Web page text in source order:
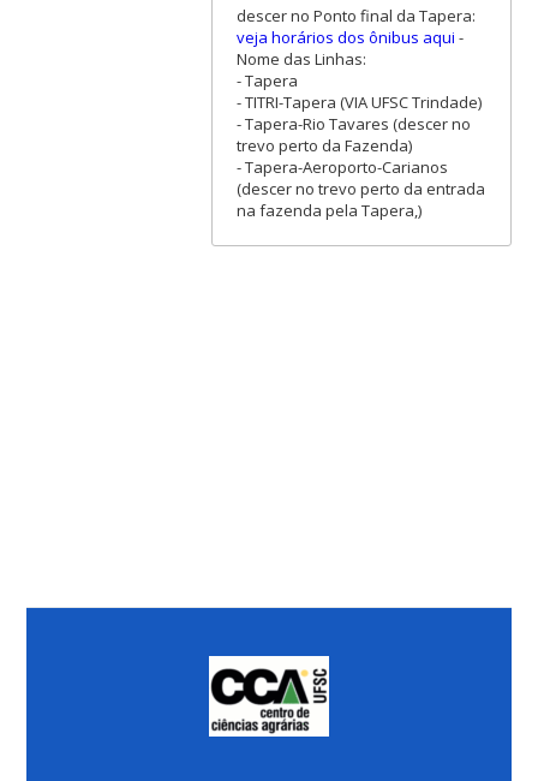
descer no Ponto final da Tapera:
veja horários dos ônibus aqui -
Nome das Linhas:
- Tapera
- TITRI-Tapera (VIA UFSC Trindade)
- Tapera-Rio Tavares (descer no
trevo perto da Fazenda)
- Tapera-Aeroporto-Carianos
(descer no trevo perto da entrada
na fazenda pela Tapera,)